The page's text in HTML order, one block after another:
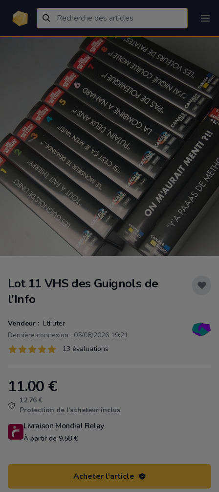
Lot 11 VHS des Guignols de
l'Info
Vendeur : LtFuter
Dernière connexion : 05/08/2026 19:21
Évaluations
13 sur 5 étoiles 13 évaluations
Product information
11.00 €
12.76 €
Protection de l'acheteur inclus
Livraison Mondial Relay
À partir de 9.58 €
Acheter l'article